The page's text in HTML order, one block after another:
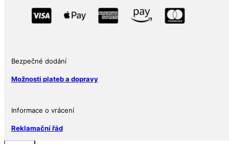
Bezpečné dodání
Možnosti plateb a dopravy
Informace o vrácení
Reklamační řád